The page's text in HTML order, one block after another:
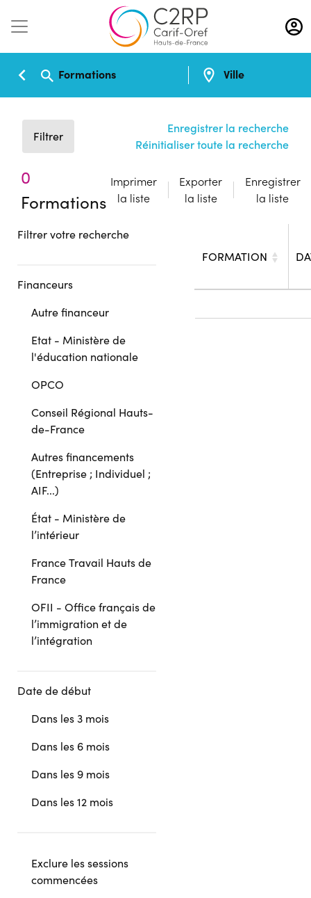
Aller
au
contenu
Formations Ville
Filtrer
Enregistrer la recherche
Réinitialiser toute la recherche
0
Formations
Imprimer
la liste
Exporter
la liste
Enregistrer
la liste
Filtrer votre recherche
Financeurs
Autre financeur
Etat - Ministère de
l'éducation nationale
OPCO
Conseil Régional Hauts-
de-France
Autres financements
(Entreprise ; Individuel ;
AIF...)
État - Ministère de
l’intérieur
France Travail Hauts de
France
OFII - Office français de
l’immigration et de
l’intégration
Date de début
Dans les 3 mois
Dans les 6 mois
Dans les 9 mois
Dans les 12 mois
Exclure les sessions
commencées
FORMATION